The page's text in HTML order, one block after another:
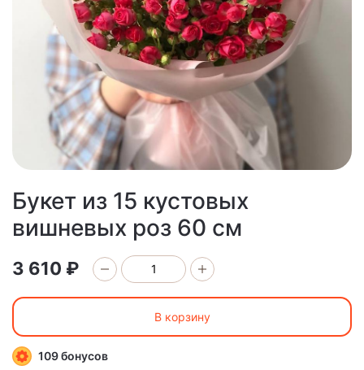
Букет из 15 кустовых
вишневых роз 60 см
3 610 ₽
В корзину
109 бонусов